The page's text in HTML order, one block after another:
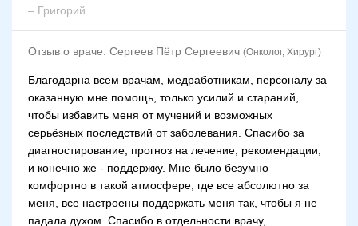
– Григорий
Отзыв о враче: Сергеев Пётр Сергеевич (Онколог, Хирург)
Благодарна всем врачам, медработникам, персоналу за
оказанную мне помощь, только усилий и стараний,
чтобы избавить меня от мучений и возможных
серьёзных последствий от заболевания. Спасибо за
диагностирование, прогноз на лечение, рекомендации,
и конечно же - поддержку. Мне было безумно
комфортно в такой атмосфере, где все абсолютно за
меня, все настроены поддержать меня так, чтобы я не
падала духом. Спасибо в отдельности врачу,